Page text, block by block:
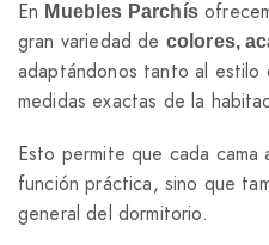
En Muebles Parchís
gran variedad de colores,
adaptándonos tanto al estilo
medidas exactas de la
Esto permite que cada cama
función práctica, sino que
general del dormitorio.